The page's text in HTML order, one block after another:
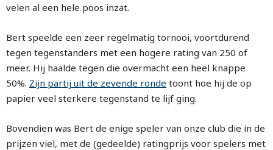
velen al een hele poos inzat.
Bert speelde een zeer regelmatig tornooi, voortdurend
tegen tegenstanders met een hogere rating van 250 of
meer. Hij haalde tegen die overmacht een heel knappe
50%. Zijn partij uit de zevende ronde toont hoe hij de op
papier veel sterkere tegenstand te lijf ging.
Bovendien was Bert de enige speler van onze club die in de
prijzen viel, met de (gedeelde) ratingprijs voor spelers met